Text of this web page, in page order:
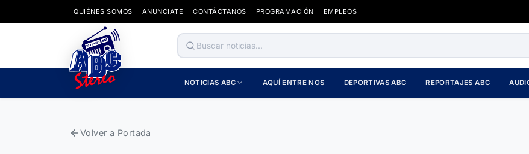
QUIÉNES SOMOS ANUNCIATE CONTÁCTANOS PROGRAMACIÓN EMPLEOS
NOTICIAS ABC AQUÍ ENTRE NOS DEPORTIVAS ABC REPORTAJES ABC
Volver a Portada